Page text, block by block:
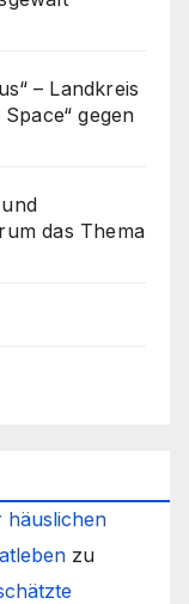
– Landkreis
gegen
das Thema
häuslichen
zu